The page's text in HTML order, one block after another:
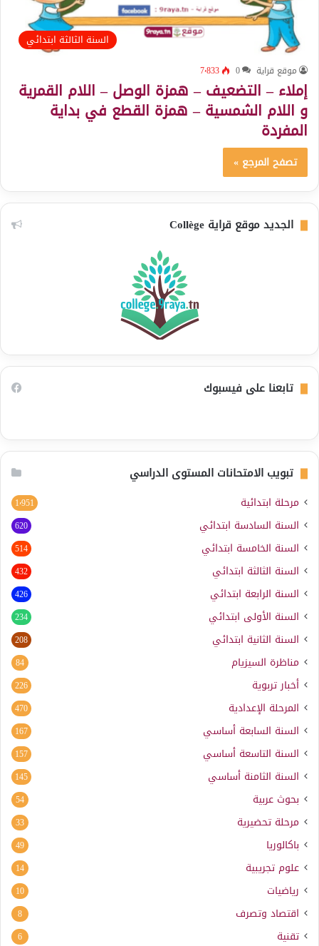
السنة الثالثة ابتدائي
موقع قراية 0 7٬833
إملاء – التضعيف – همزة الوصل – اللام القمرية
و اللام الشمسية – همزة القطع في بداية
المفردة
تصفح المرجع »
الجديد موقع قراية Collège
تابعنا على فيسبوك
تبويب الامتحانات المستوى الدراسي
مرحلة ابتدائية 1٬951
السنة السادسة ابتدائي 620
السنة الخامسة ابتدائي 514
السنة الثالثة ابتدائي 432
السنة الرابعة ابتدائي 426
السنة الأولى ابتدائي 234
السنة الثانية ابتدائي 208
مناظرة السيزيام 84
أخبار تربوية 226
المرحلة الإعدادية 470
السنة السابعة أساسي 167
السنة التاسعة أساسي 157
السنة الثامنة أساسي 145
بحوث عربية 54
مرحلة تحضيرية 33
باكالوريا 49
علوم تجريبية 14
رياضيات 10
اقتصاد وتصرف 8
تقنية 6